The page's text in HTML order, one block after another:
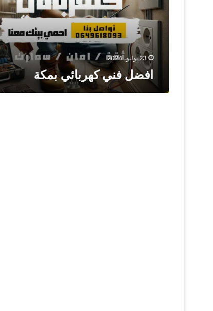
23 يوليو، 2024
افضل فني كهربائي بمكة